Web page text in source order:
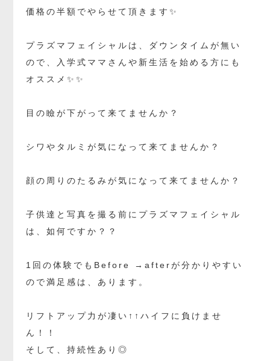
価格の半額でやらせて頂きます✨
プラズマフェイシャルは、ダウンタイムが無い
ので、入学式ママさんや新生活を始める方にも
オススメ✨✨
目の瞼が下がって来てませんか？
シワやタルミが気になって来てませんか？
顔の周りのたるみが気になって来てませんか？
子供達と写真を撮る前にプラズマフェイシャル
は、如何ですか？？
1回の体験でもBefore →afterが分かりやすい
ので満足感は、あります。
リフトアップ力が凄い↑↑ハイフに負けませ
ん！！
そして、持続性あり◎